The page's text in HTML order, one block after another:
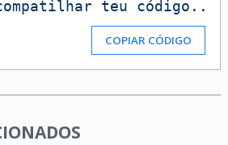
teu código..
COPIAR CÓDIGO